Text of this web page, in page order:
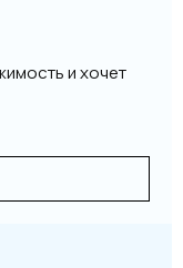
и хочет